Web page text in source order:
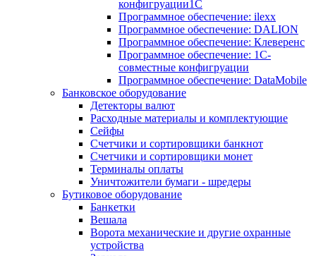
конфигруации1С
Программное обеспечение: ilexx
Программное обеспечение: DALION
Программное обеспечение: Клеверенс
Программное обеспечение: 1С-
совместные конфигруации
Программное обеспечение: DataMobile
Банковское оборудование
Детекторы валют
Расходные материалы и комплектующие
Сейфы
Счетчики и сортировщики банкнот
Счетчики и сортировщики монет
Терминалы оплаты
Уничтожители бумаги - шредеры
Бутиковое оборудование
Банкетки
Вешала
Ворота механические и другие охранные
устройства